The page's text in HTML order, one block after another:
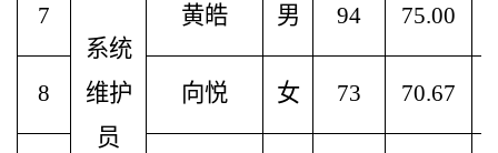
7
系统
维护
员
黄皓 男 94 75.00
8 向悦 女 73 70.67